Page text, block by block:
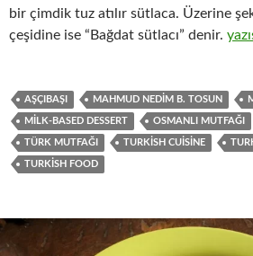
bir çimdik tuz atılır sütlaca. Üzerine
çeşidine ise “Bağdat sütlacı” denir.
AŞÇIBAŞI MAHMUD NEDIM B. TOSUN
MILK-BASED DESSERT OSMANLI MUTFAĞI
TÜRK MUTFAĞI TURKISH CUISINE
TURKISH FOOD